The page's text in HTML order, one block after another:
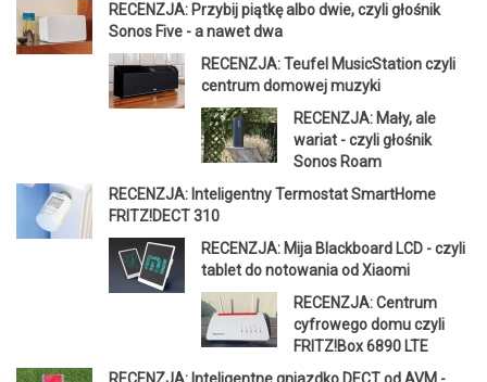
RECENZJA: Przybij piątkę albo dwie, czyli głośnik
Sonos Five - a nawet dwa
RECENZJA: Teufel MusicStation czyli
centrum domowej muzyki
RECENZJA: Mały, ale
wariat - czyli głośnik
Sonos Roam
RECENZJA: Inteligentny Termostat SmartHome
FRITZ!DECT 310
RECENZJA: Mija Blackboard LCD - czyli
tablet do notowania od Xiaomi
RECENZJA: Centrum
cyfrowego domu czyli
FRITZ!Box 6890 LTE